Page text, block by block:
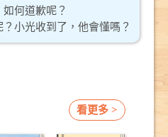
何道歉呢？
小光收到了，他會懂嗎？
看更多 >